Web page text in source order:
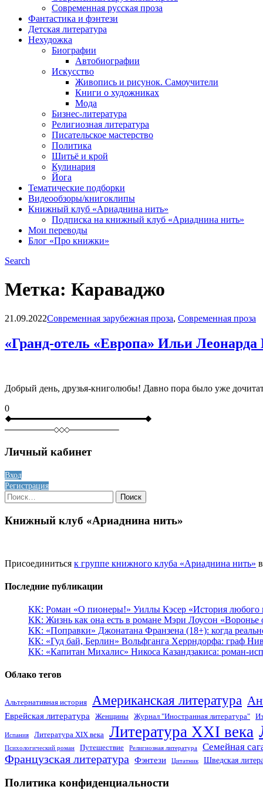
Современная русская проза
Фантастика и фэнтези
Детская литература
Нехудожка
Биографии
Автобиографии
Искусство
Живопись и рисунок. Самоучители
Книги о художниках
Мода
Бизнес-литература
Религиозная литература
Писательское мастерство
Политика
Шитьё и крой
Кулинария
Йога
Тематические подборки
Видеообзоры/книгоклипы
Книжный клуб «Ариаднина нить»
Подписка на книжный клуб «Ариаднина нить»
Мои переводы
Блог «Про книжки»
Search
Метка: Караваджо
Blog
21.09.2022Современная зарубежная проза, Современная проза
«Гранд-отель «Европа» Ильи
Добрый день, друзья-книголюбы! Давно пора было уже
0
Личный кабинет
Вход
Регистрация
Найти:
Книжный клуб «Ариаднина нить»
Присоединиться к группе книжного клуба «Ариаднина нить»
Последние публикации
КК: Роман «О пионеры!» Уиллы Кэсер «История любого
КК: Жизнь как она есть в романе Мэри Лоусон «Воронье
КК: «Поправки» Джонатана Франзена (18+): когда
КК: «Гуд бай, Берлин» Вольфганга Херрндорфа: граф
КК: «Капитан Михалис» Никоса Казандзакиса: роман-
Облако тегов
Альтернативная история Американская литература
Еврейская литература Женщины Журнал "Иностранная литература"
Испания Литература XIX века Литература XXI века
Психологический роман Путешествие Религиозная литература Семейная
Французская литература Фэнтези Цитатник Шведская
Политика конфиденциальности